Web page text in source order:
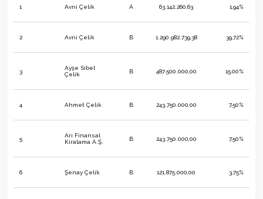
1 Avni Çelik A 63.142.260,63 1,94%
2 Avni Çelik B 1.290.982.739,38 39,72%
3
Ayşe Sibel
Çelik
B 487.500.000,00 15,00%
4 Ahmet Çelik B 243.750.000,00 7,50%
5
Arı Finansal
Kiralama A.Ş.
B 243.750.000,00 7,50%
6 Şenay Çelik B 121.875.000,00 3,75%